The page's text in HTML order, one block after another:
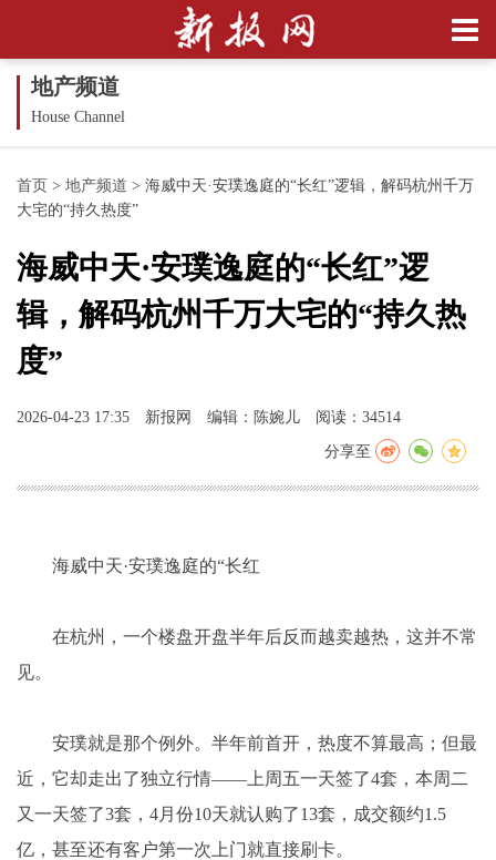
地产频道
House Channel
首页 > 地产频道 > 海威中天·安璞逸庭的“长红”逻辑，解码杭州千万
大宅的“持久热度”
海威中天·安璞逸庭的“长红”逻
辑，解码杭州千万大宅的“持久热
度”
2026-04-23 17:35 新报网 编辑：陈婉儿 阅读：34514
分享至
海威中天·安璞逸庭的“长红
在杭州，一个楼盘开盘半年后反而越卖越热，这并不常
见。
安璞就是那个例外。半年前首开，热度不算最高；但最
近，它却走出了独立行情——上周五一天签了4套，本周二
又一天签了3套，4月份10天就认购了13套，成交额约1.5
亿，甚至还有客户第一次上门就直接刷卡。